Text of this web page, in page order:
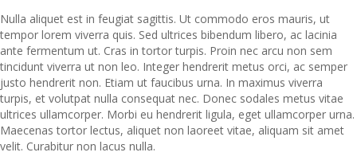
Nulla aliquet est in feugiat sagittis. Ut commodo eros mauris, ut
tempor lorem viverra quis. Sed ultrices bibendum libero, ac lacinia
ante fermentum ut. Cras in tortor turpis. Proin nec arcu non sem
tincidunt viverra ut non leo. Integer hendrerit metus orci, ac semper
justo hendrerit non. Etiam ut faucibus urna. In maximus viverra
turpis, et volutpat nulla consequat nec. Donec sodales metus vitae
ultrices ullamcorper. Morbi eu hendrerit ligula, eget ullamcorper urna.
Maecenas tortor lectus, aliquet non laoreet vitae, aliquam sit amet
velit. Curabitur non lacus nulla.